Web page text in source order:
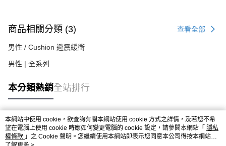
商品相關分類 (3) 查看全部
男性 / Cushion 避震緩衝
男性 | 全系列
本分類熱銷全站排行
熱門標籤
本網站中使用 cookie，欲查詢有關本網站使用 cookie 方式之詳情，及若您不希
望在電腦上使用 cookie 時應如何變更電腦的 cookie 設定，請參閱本網站「 隱私
權條款 」之 Cookie 聲明。您繼續使用本網站即表示您同意本公司得按本網站使